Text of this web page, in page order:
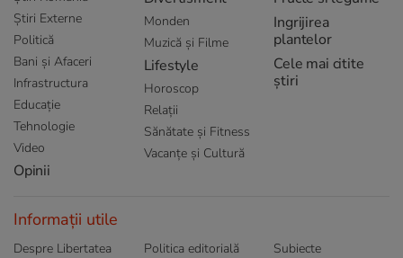
Știri Externe
Politică
Bani și Afaceri
Infrastructura
Educație
Tehnologie
Video
Opinii
Monden
Muzică și Filme
Lifestyle
Horoscop
Relații
Sănătate și Fitness
Vacanțe și Cultură
Ingrijirea
plantelor
Cele mai citite
știri
Informații utile
Despre Libertatea
Politica editorială
Subiecte